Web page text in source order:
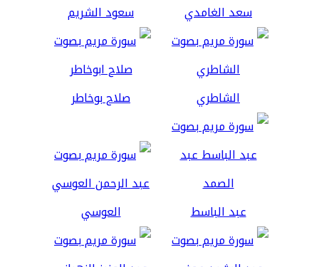
سعد الغامدي سعود الشريم
الشاطري صلاح بوخاطر
عبد الباسط العوسي